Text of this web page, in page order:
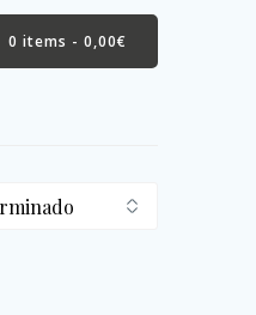
0 items - 0,00€